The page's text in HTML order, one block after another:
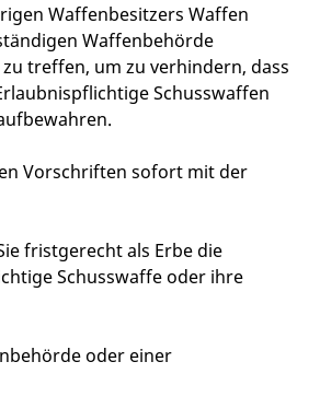
Waffenbesitzers Waffen
Waffenbehörde
treffen, um zu verhindern, dass
Schusswaffen
Vorschriften sofort mit der
fristgerecht als Erbe die
Schusswaffe oder ihre
oder einer